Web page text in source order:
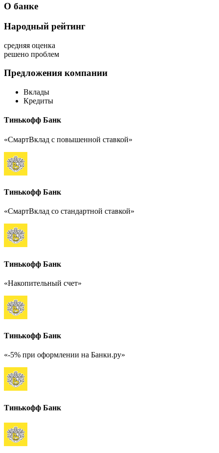
О банке
Народный рейтинг
средняя оценка
решено проблем
Предложения компании
Вклады
Кредиты
Тинькофф Банк
«СмартВклад с повышенной ставкой»
Тинькофф Банк
«СмартВклад со стандартной ставкой»
Тинькофф Банк
«Накопительный счет»
Тинькофф Банк
«-5% при оформлении на Банки.ру»
Тинькофф Банк